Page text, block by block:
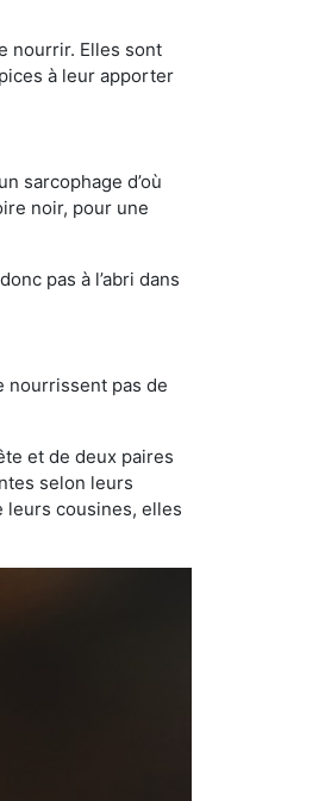
nourrir. Elles sont
à leur apporter
sarcophage d’où
noir, pour une
pas à l’abri dans
nourrissent pas de
et de deux paires
selon leurs
leurs cousines, elles